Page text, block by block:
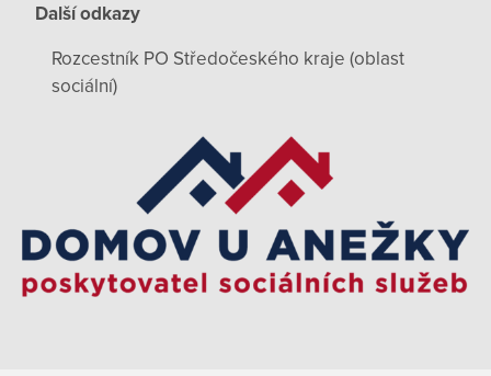
Další odkazy
Rozcestník PO Středočeského kraje (oblast
sociální)